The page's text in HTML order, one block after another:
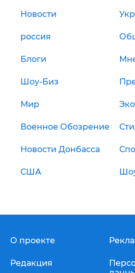
Новости
россия
Блоги
Шоу-Биз
Мир
Военное Обозрение
Новости Донбасса
США
О проекте
Редакция